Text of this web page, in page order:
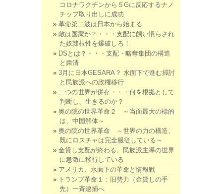
コロナワクチンから５Gに反応するナノ
チップ取り出しに成功
革命第二波は日本から始まる
敵は国家か？・・・支配に飼い慣らされ
た奴隷根性を爆破しろ！
DSとは？・・・支配・略奪集団の構造
と粛清
3月に日本GESARA？ 水面下で進む掃討
と民族派への政権移行
二つの世界が併存・・・何を根拠として
判断し、生きるのか？
奥の院の世界革命２ ～当面最大の標的
は、中国解体～
奥の院の世界革命 ～世界の力の構造、
既にロスチャは完全服従している～
金貸し支配が終わる、民族派主導の世界
に急激に移行している
アメリカ、水面下の革命と情報戦
トランプ革命１：旧勢力（金貸しの手
先）一斉逮捕へ